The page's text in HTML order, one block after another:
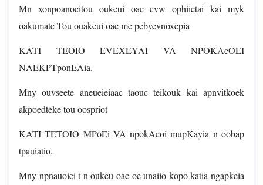
Mn xonpoanoeitou oukeui oac evw ophiictai kai myk
oakumate Tou ouakeui oac me pebyevnoxepia
KATI TEOIO EVEXEYAI VA NPOKAeOEI
NAEKPTponEAia.
Mny ouvseete aneueieiaac taouc teikouk kai apnvitkoek
akpoedteke tou oospriot
KATI TETOIO MPoEi VA npokAeoi mupKayia n oobap
tpauiatio.
Mny npnauoiei t n oukeu oac oe unaiio kopo katia ngapkeia